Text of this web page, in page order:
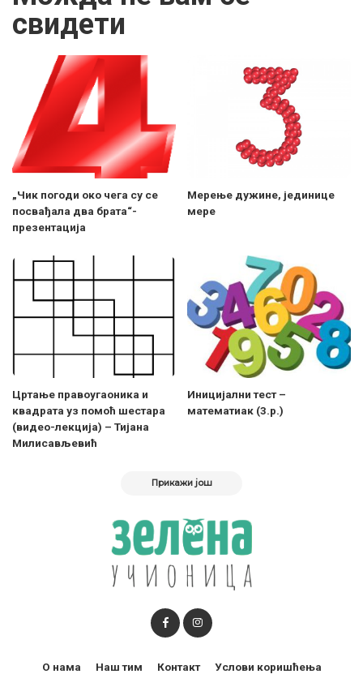
свидети
„Чик погоди око чега су се
посвађала два брата“-
презентација
Meрење дужине, јединице
мере
Цртање правоугаоника и
квадрата уз помоћ шестара
(видео-лекција) – Тијана
Милисављевић
Иницијални тест –
математиак (3.р.)
Прикажи још
О нама Наш тим Контакт Услови коришћења